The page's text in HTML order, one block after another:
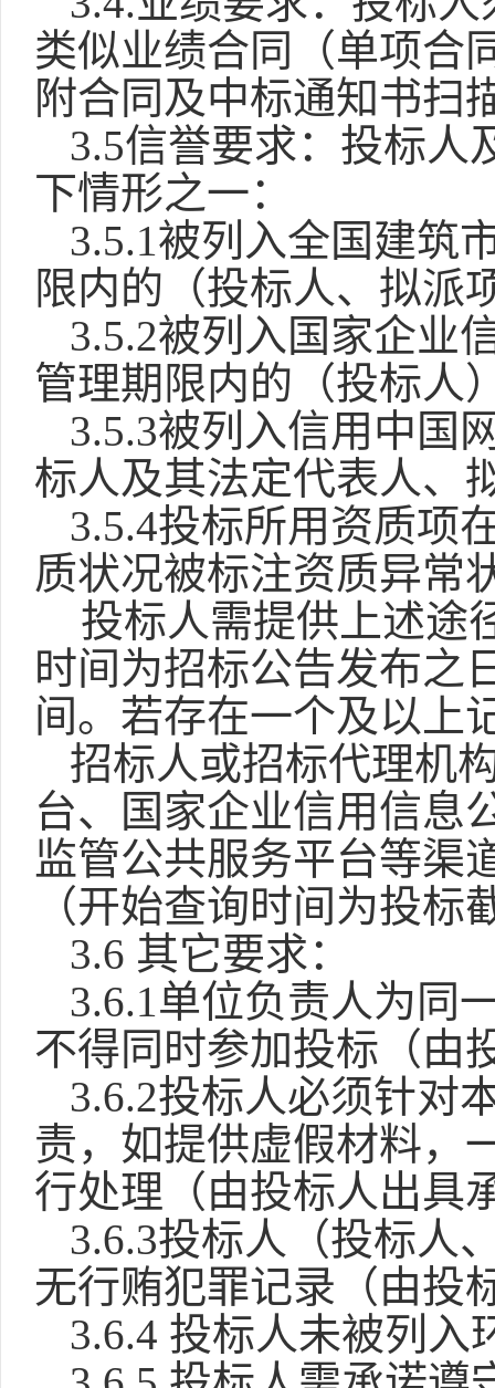
类似业绩合同（单项合
附合同及中标通知书扫
3.5信誉要求：投标人
下情形之一：
3.5.1被列入全国建筑
限内的（投标人、拟派
3.5.2被列入国家企业
管理期限内的（投标人
3.5.3被列入信用中国
标人及其法定代表人、
3.5.4投标所用资质项
质状况被标注资质异常
投标人需提供上述途
时间为招标公告发布之
间。若存在一个及以上
招标人或招标代理机
台、国家企业信用信息
监管公共服务平台等渠
（开始查询时间为投标
3.6 其它要求：
3.6.1单位负责人为同
不得同时参加投标（由
3.6.2投标人必须针对
责，如提供虚假材料，
行处理（由投标人出具
3.6.3投标人（投标人
无行贿犯罪记录（由投
3.6.4 投标人未被列